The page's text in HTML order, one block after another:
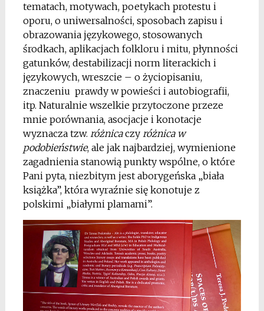
tematach, motywach, poetykach protestu i
oporu, o uniwersalności, sposobach zapisu i
obrazowania językowego, stosowanych
środkach, aplikacjach folkloru i mitu, płynności
gatunków, destabilizacji norm literackich i
językowych, wreszcie – o życiopisaniu,
znaczeniu prawdy w powieści i autobiografii,
itp. Naturalnie wszelkie przytoczone przeze
mnie porównania, asocjacje i konotacje
wyznacza tzw. różnicaczyróżnica w
podobieństwie, ale jak najbardziej, wymienione
zagadnienia stanowią punkty wspólne, o które
Pani pyta, niezbitym jest aborygeńska „biała
książka”, która wyraźnie się konotuje z
polskimi „białymi plamami”.